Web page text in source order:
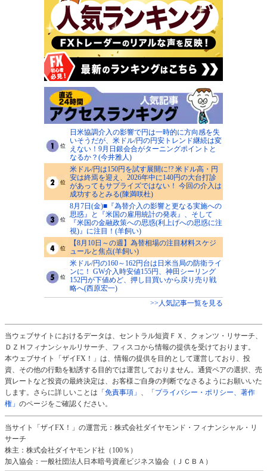
日米協調介入の影響で円は一時的に方向感を失
いそうだが、米ドル/円の円安トレンド継続は変
えない！9月日銀会合がターニングポイントと
なるか？(今井雅人)
米ドル/円は150円を試す展開に!? 米ドル高・円
安は終焉を迎え、2026年中に140円の大台打診
があってもサプライズではない！ 今回の介入は
成功するとみる(陳満咲杜)
8月7日(金)■『為替介入の影響と更なる実施への
思惑』と『米国の雇用統計の発表』、そして
『米国の金融政策への思惑(利上げへの思惑に注
視)』に注目！(羊飼い)
【8月10日～の週】為替相場の注目材料スケジ
ュールと焦点(羊飼い)
米ドル/円の160～162円台は日米当局の防衛ライ
ンに！ GW介入時安値155円、神田シーリング
152円が下値めど、押し目買いから戻り売り戦
略へ(西原宏一)
>>人気記事一覧を見る
当ウェブサイトにおけるデータは、セントラル短資ＦＸ、クォンツ・リサーチ、
ＤＺＨフィナンシャルリサーチ、フィスコから情報の提供を受けております。
本ウェブサイト「ザイFX！」は、情報の提供を目的として運営しており、投
資、その他の行動を勧誘する目的では運営しておりません。通貨ペアの選択、売
買レートなど投資の最終決定は、お客様ご自身の判断でなさるようにお願いいた
します。さらに詳しいことは 「免責事項」 、
「プライバシー・ポリシー、著作
権」 のページをご確認ください。
当サイト「ザイFX！」の運営元：株式会社ダイヤモンド・フィナンシャル・リ
サーチ
株主：株式会社ダイヤモンド社（100％）
加入協会：一般社団法人日本暗号資産ビジネス協会（ＪＣＢＡ）